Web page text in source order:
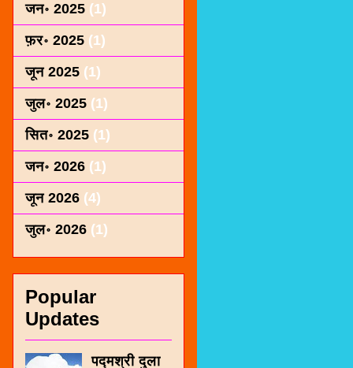
जन॰ 2025 (1)
फ़र॰ 2025 (1)
जून 2025 (1)
जुल॰ 2025 (1)
सित॰ 2025 (1)
जन॰ 2026 (1)
जून 2026 (4)
जुल॰ 2026 (1)
Popular
Updates
पद्मश्री दुला